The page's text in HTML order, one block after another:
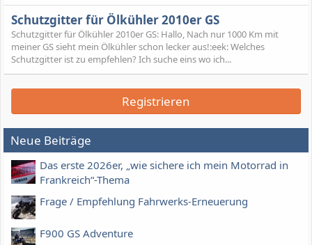
Schutzgitter für Ölkühler 2010er GS
Schutzgitter für Ölkühler 2010er GS: Hallo, Nach nur 1000 Km mit
meiner GS sieht mein Ölkühler schon lecker aus!:eek: Welches
Schutzgitter ist zu empfehlen? Ich suche eins wo ich...
Registrieren
Neue Beiträge
Das erste 2026er, „wie sichere ich mein Motorrad in
Frankreich“-Thema
Frage / Empfehlung Fahrwerks-Erneuerung
F900 GS Adventure